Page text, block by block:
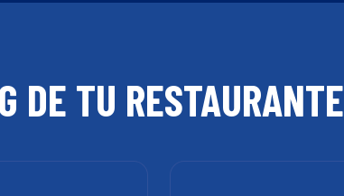
DE TU RESTAURANTE